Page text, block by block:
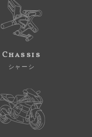
Chassis
シャーシ